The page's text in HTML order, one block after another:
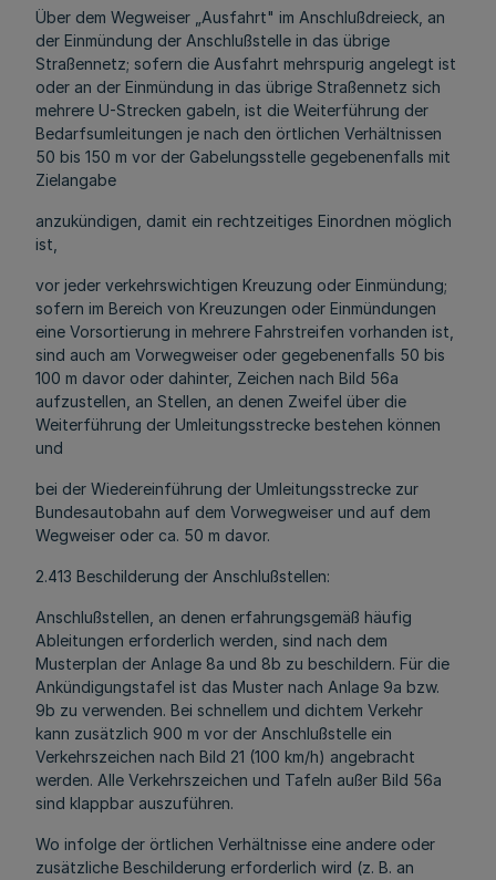
Über dem Wegweiser „Ausfahrt" im Anschlußdreieck, an
der Einmündung der Anschlußstelle in das übrige
Straßennetz; sofern die Ausfahrt mehrspurig angelegt ist
oder an der Einmündung in das übrige Straßennetz sich
mehrere U-Strecken gabeln, ist die Weiterführung der
Bedarfsumleitungen je nach den örtlichen Verhältnissen
50 bis 150 m vor der Gabelungsstelle gegebenenfalls mit
Zielangabe
anzukündigen, damit ein rechtzeitiges Einordnen möglich
ist,
vor jeder verkehrswichtigen Kreuzung oder Einmündung;
sofern im Bereich von Kreuzungen oder Einmündungen
eine Vorsortierung in mehrere Fahrstreifen vorhanden ist,
sind auch am Vorwegweiser oder gegebenenfalls 50 bis
100 m davor oder dahinter, Zeichen nach Bild 56a
aufzustellen, an Stellen, an denen Zweifel über die
Weiterführung der Umleitungsstrecke bestehen können
und
bei der Wiedereinführung der Umleitungsstrecke zur
Bundesautobahn auf dem Vorwegweiser und auf dem
Wegweiser oder ca. 50 m davor.
2.413 Beschilderung der Anschlußstellen:
Anschlußstellen, an denen erfahrungsgemäß häufig
Ableitungen erforderlich werden, sind nach dem
Musterplan der Anlage 8a und 8b zu beschildern. Für die
Ankündigungstafel ist das Muster nach Anlage 9a bzw.
9b zu verwenden. Bei schnellem und dichtem Verkehr
kann zusätzlich 900 m vor der Anschlußstelle ein
Verkehrszeichen nach Bild 21 (100 km/h) angebracht
werden. Alle Verkehrszeichen und Tafeln außer Bild 56a
sind klappbar auszuführen.
Wo infolge der örtlichen Verhältnisse eine andere oder
zusätzliche Beschilderung erforderlich wird (z. B. an